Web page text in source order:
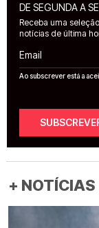
DE SEGUNDA A
Receba uma
notícias de última
Email
Ao subscrever está a
+ NOTÍCIAS